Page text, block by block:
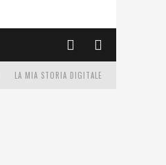
LA MIA STORIA DIGITALE